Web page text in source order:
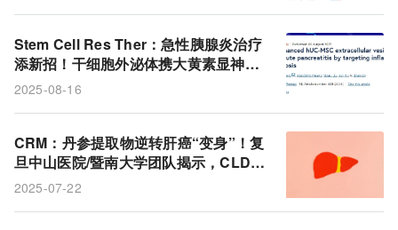
Stem Cell Res Ther：急性胰腺炎治疗
添新招！干细胞外泌体携大黄素显神
通，抗炎抑焦亡力助急性胰腺炎治疗升
2025-08-16
CRM：丹参提取物逆转肝癌“变身”！复
旦中山医院/暨南大学团队揭示，CLDN
4通过诱导细胞谱系转换促进肝癌耐药，
2025-07-22